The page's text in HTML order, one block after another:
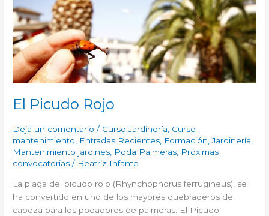
El Picudo Rojo
Deja un comentario / Curso Jardinería Curso
mantenimiento
Entradas Recientes Formación ,Jardinería
Mantenimiento jardines Poda Palmeras Próximas
convocatorias / Beatriz Infante
La plaga del picudo rojo (Rhynchophorus ferrugineus), se
ha convertido en uno de los mayores quebraderos de
cabeza para los podadores de palmeras. El Picudo